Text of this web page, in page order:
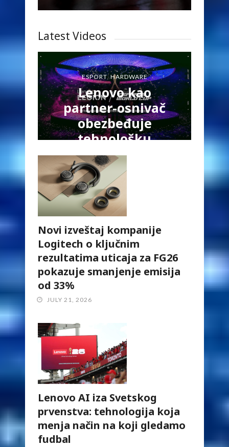
Latest Videos
ESPORT,HARDWARE
Lenovo kao
partner-osnivač
obezbeđuje
tehnološku
podršku za
Esports World
Cup 2026
JULY 28, 2026
Novi izveštaj kompanije
Logitech o ključnim
rezultatima uticaja za FG26
pokazuje smanjenje emisija
od 33%
JULY 21, 2026
Lenovo AI iza Svetskog
prvenstva: tehnologija koja
menja način na koji gledamo
fudbal